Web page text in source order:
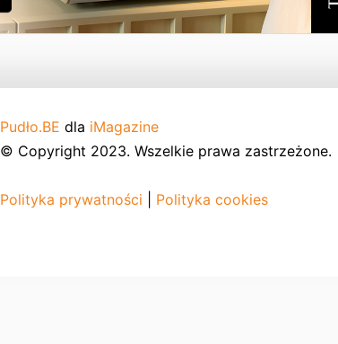
Pudło.BE dla iMagazine
© Copyright 2023. Wszelkie prawa zastrzeżone.
Polityka prywatności Polityka cookies